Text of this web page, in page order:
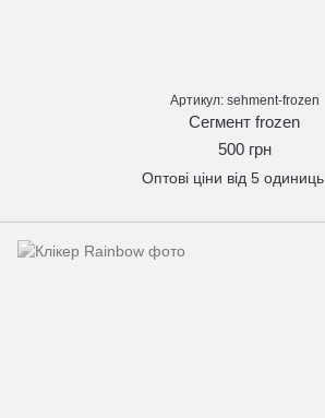
Артикул: sehment-frozen
Сегмент frozen
500 грн
Оптові ціни від 5 одиниць